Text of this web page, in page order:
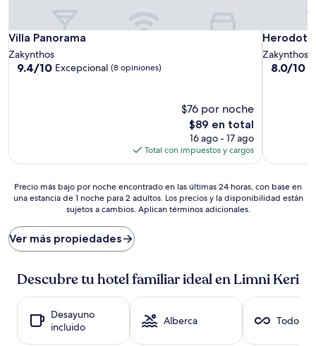
Villa Panorama
Villa Panorama
Zakynthos
9.4
9.4/10 Excepcional (8 opiniones)
$76 por noche
El
precio
actual
es
$89
$89 en total
16 ago - 17 ago
Total con impuestos y cargos
Zakynthos
8.0
8.0/10
Precio
más
por
noche
encontrado
las
últimas
24
horas,
base
Precio más bajo por noche encontrado en las últimas 24 horas, con base en
una estancia de 1 noche para 2 adultos. Los precios y la disponibilidad están
sujetos a cambios. Aplican términos adicionales.
Ver más propiedades
Descubre tu hotel familiar ideal en Limni Keri
Desayuno
incluido
Alberca Todo